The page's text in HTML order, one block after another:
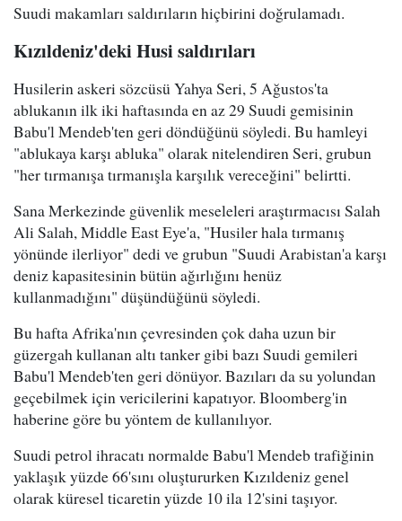
Suudi makamları saldırıların hiçbirini doğrulamadı.
Kızıldeniz'deki Husi saldırıları
Husilerin askeri sözcüsü Yahya Seri, 5 Ağustos'ta
ablukanın ilk iki haftasında en az 29 Suudi gemisinin
Babu'l Mendeb'ten geri döndüğünü söyledi. Bu hamleyi
"ablukaya karşı abluka" olarak nitelendiren Seri, grubun
"her tırmanışa tırmanışla karşılık vereceğini" belirtti.
Sana Merkezinde güvenlik meseleleri araştırmacısı Salah
Ali Salah, Middle East Eye'a, "Husiler hala tırmanış
yönünde ilerliyor" dedi ve grubun "Suudi Arabistan'a karşı
deniz kapasitesinin bütün ağırlığını henüz
kullanmadığını" düşündüğünü söyledi.
Bu hafta Afrika'nın çevresinden çok daha uzun bir
güzergah kullanan altı tanker gibi bazı Suudi gemileri
Babu'l Mendeb'ten geri dönüyor. Bazıları da su yolundan
geçebilmek için vericilerini kapatıyor. Bloomberg'in
haberine göre bu yöntem de kullanılıyor.
Suudi petrol ihracatı normalde Babu'l Mendeb trafiğinin
yaklaşık yüzde 66'sını oluştururken Kızıldeniz genel
olarak küresel ticaretin yüzde 10 ila 12'sini taşıyor.